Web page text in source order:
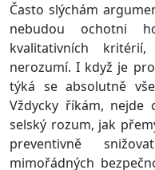
Často slýchám
nebudou ochotni
kvalitativních
nerozumí. I když je
týká se absolutně
Vždycky říkám, nejde
selský rozum, jak
preventivně
mimořádných